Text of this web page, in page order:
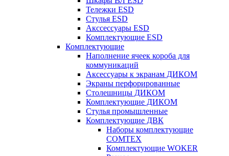
Тележки ESD
Стулья ESD
Акссессуары ESD
Комплектующие ESD
Комплектующие
Наполнение ячеек короба для
коммуникаций
Аксессуары к экранам ДИКОМ
Экраны перфорированные
Cтолешницы ДИКОМ
Комплектующие ДИКОМ
Стулья промышленные
Комплектующие ДВК
Наборы комплектующие
COMTEX
Комплектующие WOKER